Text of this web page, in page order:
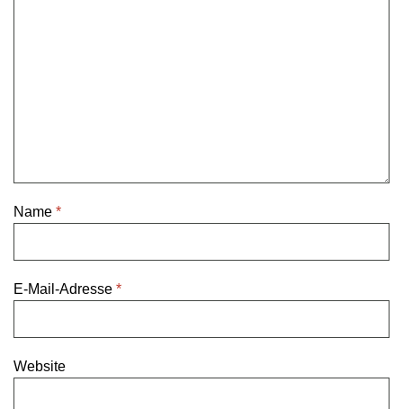
Name *
E-Mail-Adresse *
Website